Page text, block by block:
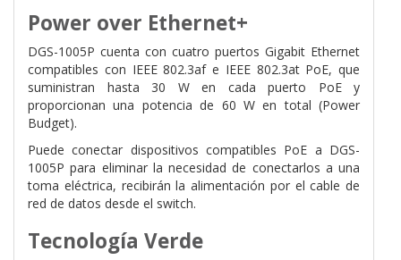
Power over Ethernet+
DGS-1005P cuenta con cuatro puertos Gigabit Ethernet
compatibles con IEEE 802.3af e IEEE 802.3at PoE, que
suministran hasta 30 W en cada puerto PoE y
proporcionan una potencia de 60 W en total (Power
Budget).
Puede conectar dispositivos compatibles PoE a DGS-
1005P para eliminar la necesidad de conectarlos a una
toma eléctrica, recibirán la alimentación por el cable de
red de datos desde el switch.
Tecnología Verde